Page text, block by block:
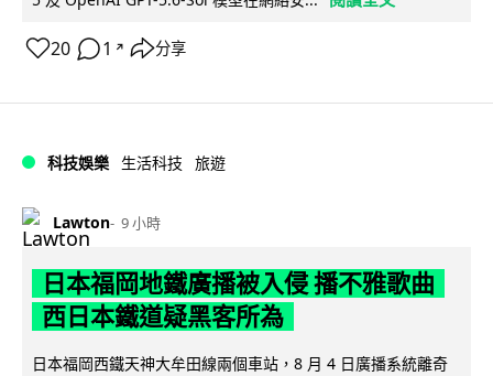
20 1 ↗ 分享
科技娛樂 生活科技 旅遊
Lawton 9 小時
日本福岡地鐵廣播被入侵 播不雅歌曲
西日本鐵道疑黑客所為
日本福岡西鐵天神大牟田線兩個車站，8 月 4 日廣播系統離奇